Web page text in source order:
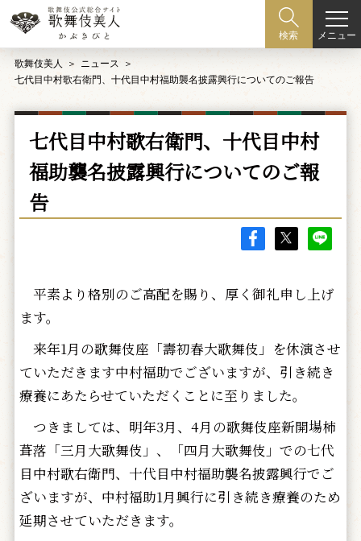
検索 メニュー
歌舞伎美人
ニュース
七代目中村歌右衛門、十代目中村福助襲名披露興行についてのご報告
七代目中村歌右衛門、十代目中村
福助襲名披露興行についてのご報
告
平素より格別のご高配を賜り、厚く御礼申し上げ
ます。
来年1月の歌舞伎座「壽初春大歌舞伎」を休演させ
ていただきます中村福助でございますが、引き続き
療養にあたらせていただくことに至りました。
つきましては、明年3月、4月の歌舞伎座新開場柿
葺落「三月大歌舞伎」、「四月大歌舞伎」での七代
目中村歌右衛門、十代目中村福助襲名披露興行でご
ざいますが、中村福助1月興行に引き続き療養のため
延期させていただきます。